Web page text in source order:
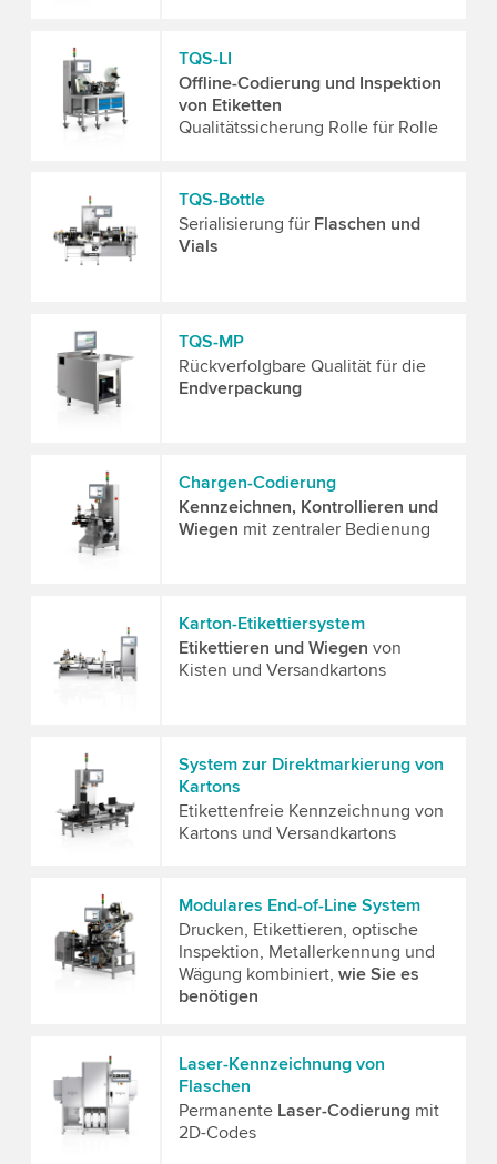
TQS-LI
Offline-Codierung und Inspektion
von Etiketten
Qualitätssicherung Rolle für Rolle
TQS-Bottle
Serialisierung für Flaschen und
Vials
TQS-MP
Rückverfolgbare Qualität für die
Endverpackung
Chargen-Codierung
Kennzeichnen, Kontrollieren und
Wiegen mit zentraler Bedienung
Karton-Etikettiersystem
Etikettieren und Wiegen von
Kisten und Versandkartons
System zur Direktmarkierung von
Kartons
Etikettenfreie Kennzeichnung von
Kartons und Versandkartons
Modulares End-of-Line System
Drucken, Etikettieren, optische
Inspektion, Metallerkennung und
Wägung kombiniert,wie Sie es
benötigen
Laser-Kennzeichnung von
Flaschen
Permanente Laser-Codierung mit
2D-Codes